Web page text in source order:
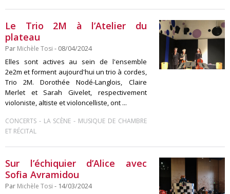
Le Trio 2M à l’Atelier du
plateau
Par Michèle Tosi - 08/04/2024
Elles sont actives au sein de l'ensemble
2e2m et forment aujourd'hui un trio à cordes,
Trio 2M. Dorothée Nodé-Langlois, Claire
Merlet et Sarah Givelet, respectivement
violoniste, altiste et violoncelliste, ont ...
CONCERTS - LA SCÈNE - MUSIQUE DE CHAMBRE
ET RÉCITAL
Sur l’échiquier d’Alice avec
Sofia Avramidou
Par Michèle Tosi - 14/03/2024